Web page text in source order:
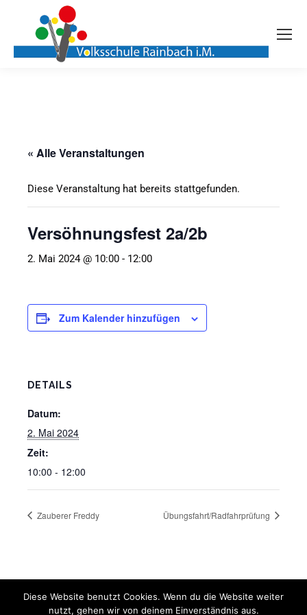
« Alle Veranstaltungen
Diese Veranstaltung hat bereits stattgefunden.
Versöhnungsfest 2a/2b
2. Mai 2024 @ 10:00 - 12:00
Zum Kalender hinzufügen
DETAILS
Datum:
2. Mai 2024
Zeit:
10:00 - 12:00
Zauberer Freddy Übungsfahrt/Radfahrprüfung
Diese Website benutzt Cookies. Wenn du die Website weiter
nutzt, gehen wir von deinem Einverständnis aus.